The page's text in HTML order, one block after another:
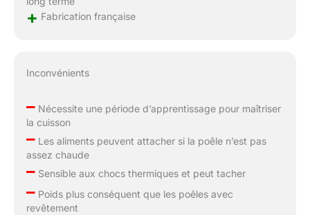
+ Fabrication française
Inconvénients
–Nécessite une période d’apprentissage pour maîtriser
la cuisson
–Les aliments peuvent attacher si la poêle n’est pas
assez chaude
–Sensible aux chocs thermiques et peut tacher
–Poids plus conséquent que les poêles avec
revêtement